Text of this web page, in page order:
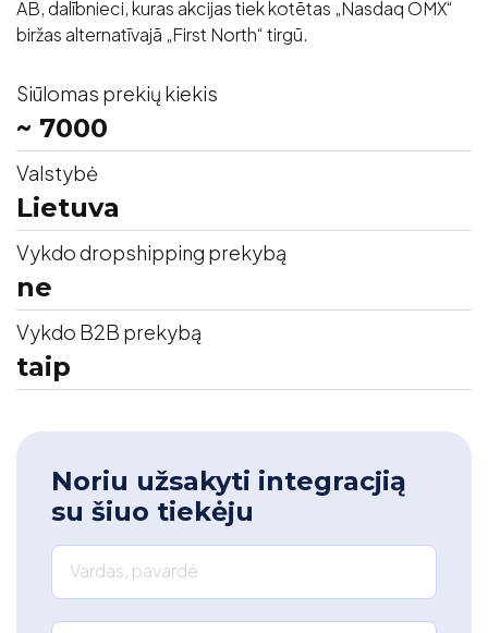
AB, dalībnieci, kuras akcijas tiek kotētas „Nasdaq OMX“
biržas alternatīvajā „First North“ tirgū.
Siūlomas prekių kiekis
~ 7000
Valstybė
Lietuva
Vykdo dropshipping prekybą
ne
Vykdo B2B prekybą
taip
Noriu užsakyti integracjią
su šiuo tiekėju
Vardas, pavardė